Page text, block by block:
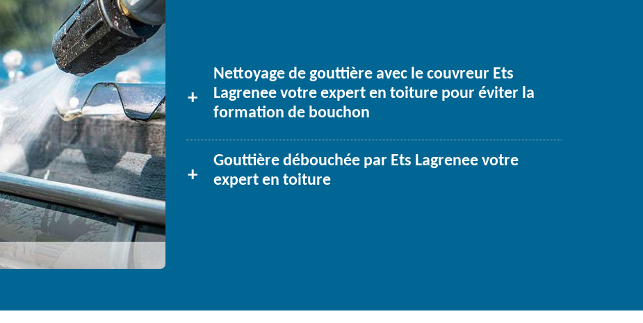
Nettoyage de gouttière avec le couvreur Ets
Lagrenee votre expert en toiture pour éviter la
formation de bouchon
Gouttière débouchée par Ets Lagrenee votre
expert en toiture